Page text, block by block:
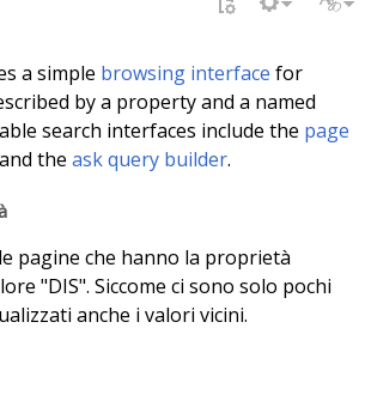
a simple browsing interface for
by a property and a named
search interfaces include the page
the ask query builder.
pagine che hanno la proprietà
"DIS". Siccome ci sono solo pochi
anche i valori vicini.